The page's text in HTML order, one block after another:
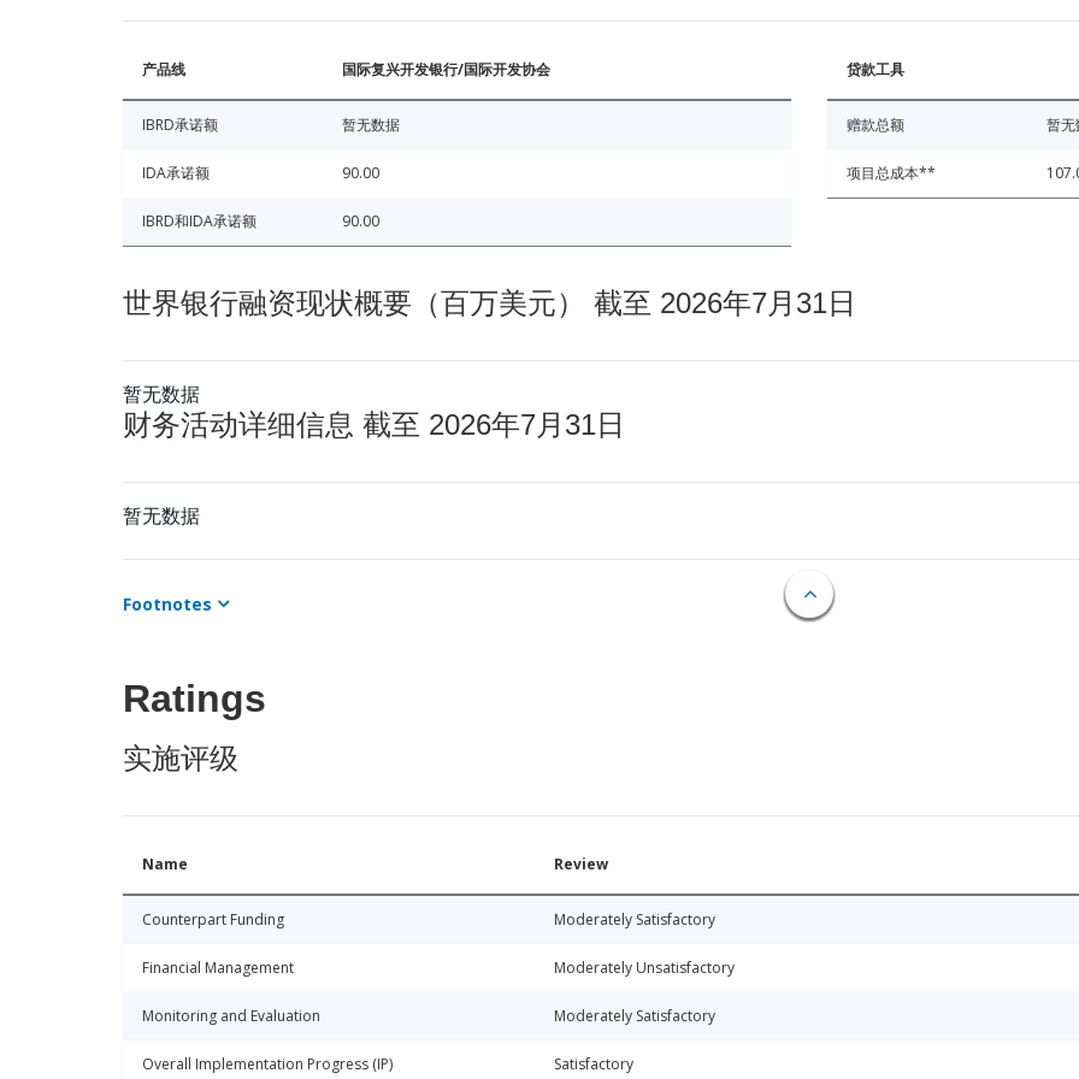
产品线 国际复兴开发银行/国际开发协会
IBRD承诺额 暂无数据
IDA承诺额 90.00
IBRD和IDA承诺额 90.00
贷款工具
赠款总额 暂无
项目总成本**
世界银行融资现状概要（百万美元） 截至 2026年7月31日
暂无数据
财务活动详细信息 截至 2026年7月31日
暂无数据
Footnotes
Ratings
实施评级
Name Review
Counterpart Funding Moderately Satisfactory
Financial Management Moderately Unsatisfactory
Monitoring and Evaluation Moderately Satisfactory
Overall Implementation Progress (IP) Satisfactory